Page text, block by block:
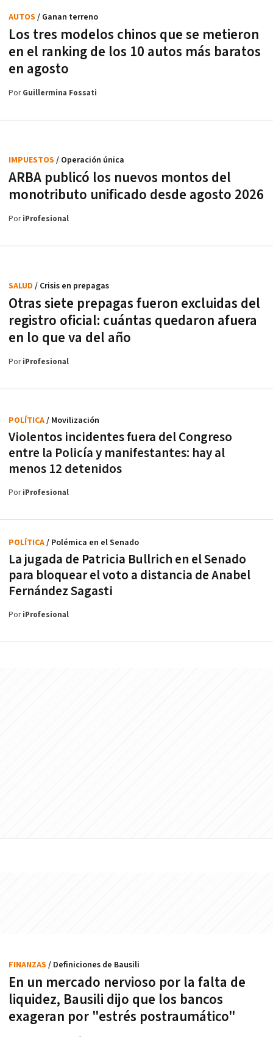
Los tres modelos chinos que se metieron
en el ranking de los 10 autos más baratos
en agosto
AUTOS / Ganan terreno
PorGuillermina Fossati
ARBA publicó los nuevos montos del
monotributo unificado desde agosto 2026
IMPUESTOS / Operación única
PoriProfesional
Otras siete prepagas fueron excluidas del
registro oficial: cuántas quedaron afuera
en lo que va del año
SALUD / Crisis en prepagas
PoriProfesional
Violentos incidentes fuera del Congreso
entre la Policía y manifestantes: hay al
menos 12 detenidos
POLÍTICA/ Movilización
PoriProfesional
La jugada de Patricia Bullrich en el Senado
para bloquear el voto a distancia de Anabel
Fernández Sagasti
POLÍTICA/ Polémica en el Senado
PoriProfesional
En un mercado nervioso por la falta de
liquidez, Bausili dijo que los bancos
exageran por "estrés postraumático"
FINANZAS / Definiciones de Bausili